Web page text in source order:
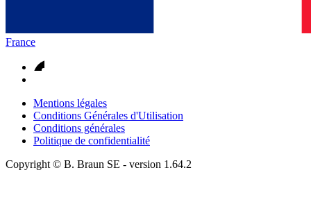
France
Mentions légales
Conditions Générales d'Utilisation
Conditions générales
Politique de confidentialité
Copyright © B. Braun SE - version 1.64.2